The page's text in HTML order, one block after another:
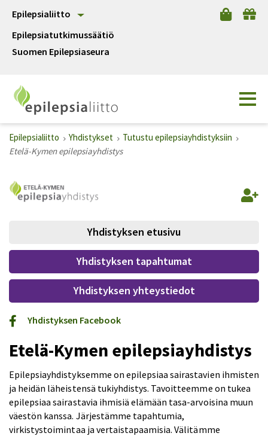
Epilepsialiitto
Epilepsiatutkimussäätiö
Suomen Epilepsiaseura
Epilepsialiitto Yhdistykset
Tutustu epilepsiayhdistyksiin
Etelä-Kymen epilepsiayhdistys
Yhdistyksen etusivu
Yhdistyksen tapahtumat
Yhdistyksen yhteystiedot
Yhdistyksen Facebook
Etelä-Kymen epilepsiayhdistys
Epilepsiayhdistyksemme on epilepsiaa sairastavien ihmisten
ja heidän läheistensä tukiyhdistys. Tavoitteemme on tukea
epilepsiaa sairastavia ihmisiä elämään tasa-arvoisina muun
väestön kanssa. Järjestämme tapahtumia,
virkistystoimintaa ja vertaistapaamisia. Välitämme